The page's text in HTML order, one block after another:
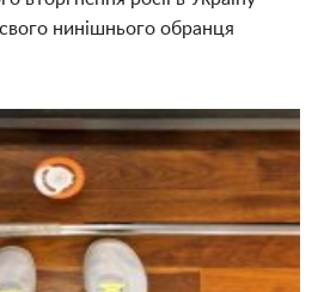
нинішнього обранця